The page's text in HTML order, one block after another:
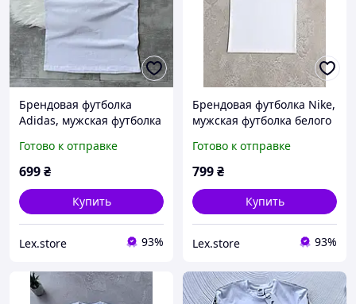
Брендовая футболка
Adidas, мужская футболка
футболка Adidas для
мужчин
Готово к отправке
699₴
Купить
Lex.store 93%
Брендовая футболка Nike,
мужская футболка белого
Nike для мужчин
Готово к отправке
799₴
Купить
Lex.store 93%